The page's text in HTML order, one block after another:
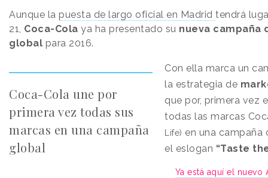
Aunque la puesta de largo oficial en Madrid tendrá
21, Coca-Cola ya ha presentado su nueva campaña
global para 2016.
Coca-Cola une por
primera vez todas sus
marcas en una campaña
global
Con ella marca un
la estrategia de
que por, primera vez
todas las marcas
Life) en una
el eslogan “Taste
Ya está aquí el